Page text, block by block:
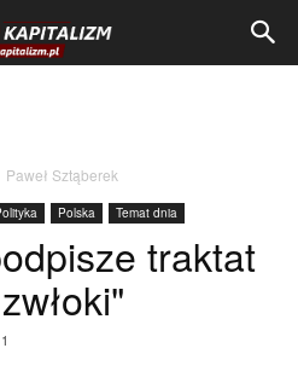
Paweł Sztąberek
Polska Temat dnia
traktat